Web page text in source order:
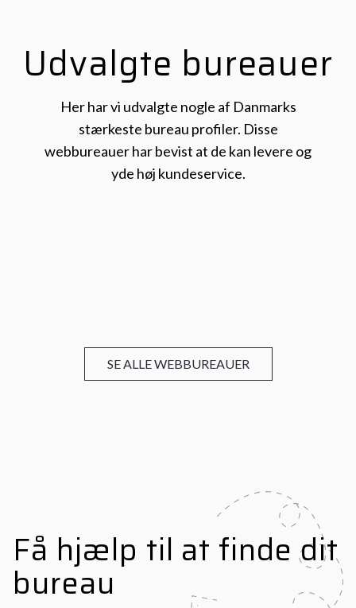
Udvalgte bureauer
Her har vi udvalgte nogle af Danmarks
stærkeste bureau profiler. Disse
webbureauer har bevist at de kan levere og
yde høj kundeservice.
SE ALLE WEBBUREAUER
Få hjælp til at finde dit
bureau